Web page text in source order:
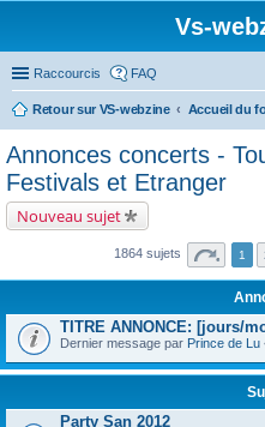
Vs-
Raccourcis FAQ
Retour sur VS-webzine Accueil du
Annonces concerts -
Festivals et Etranger
Nouveau sujet
1864 sujets 1
TITRE ANNONCE: [jours/
Dernier message par Prince de Lu
Party San 2012